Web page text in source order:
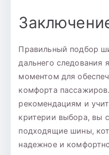
Правильный подбор
дальнего следования
моментом для
комфорта
рекомендациям и
критерии выбора, вы
подходящие шины,
надежное и